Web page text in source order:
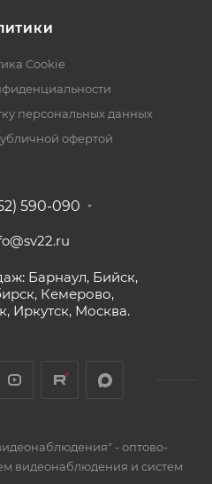
Cookie
персональных данных
офертой
590-090
Барнаул, Бийск,
Кемерово,
Иркутск, Москва.
- оптово-
видеонаблюдения и систем